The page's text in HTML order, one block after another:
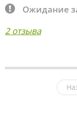
Ожидание
2 отзыва